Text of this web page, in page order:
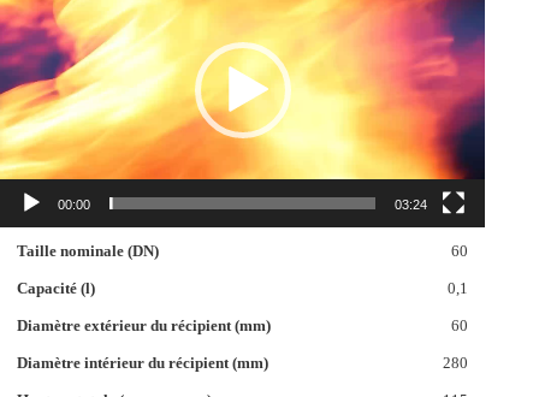
00:00 03:24
60
0,1
60
280